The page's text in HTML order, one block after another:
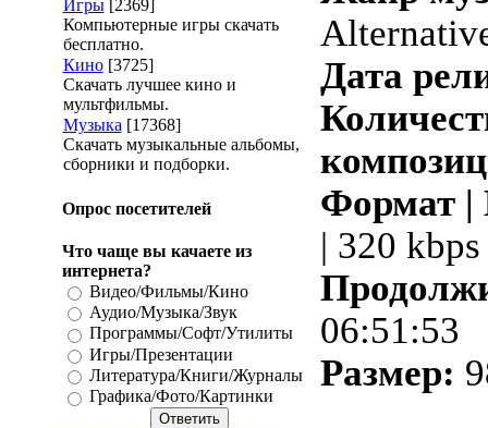
Игры [2369]
Компьютерные игры скачать
бесплатно.
Кино [3725]
Скачать лучшее кино и
мультфильмы.
Музыка [17368]
Скачать музыкальные альбомы,
сборники и подборки.
Опрос посетителей
Что чаще вы качаете из
интернета?
Видео/Фильмы/Кино
Аудио/Музыка/Звук
Программы/Софт/Утилиты
Игры/Презентации
Литература/Книги/Журналы
Графика/Фото/Картинки
Дата
Формат |
| 320 kbps
06:51:53
Размер: